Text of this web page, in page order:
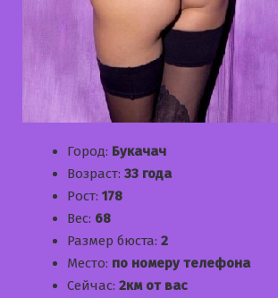
Город: Букачач
Возраст: 33 года
Рост: 178
Вес: 68
Размер бюста: 2
Место: по номеру телефона
Сейчас: 2км от вас